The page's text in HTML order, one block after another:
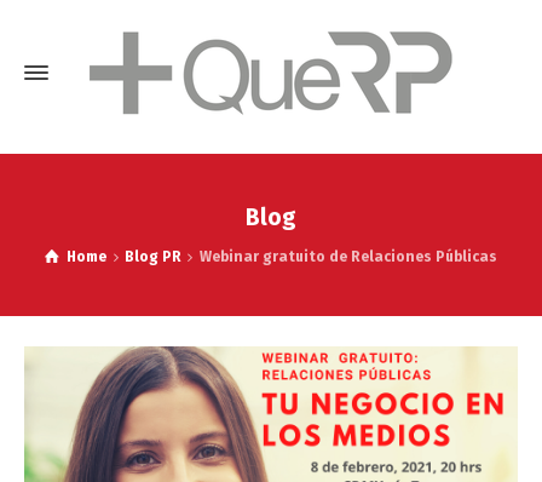
Blog
Home Blog PR Webinar gratuito de Relaciones Públicas